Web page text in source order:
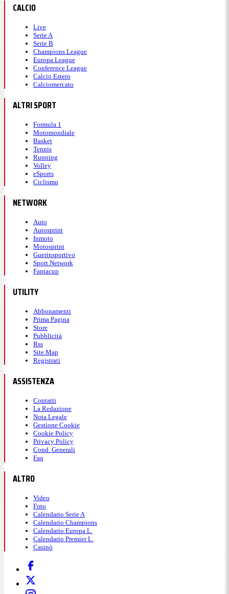
CALCIO
Live
Serie A
Serie B
Champions League
Europa League
Conference League
Calcio Estero
Calciomercato
ALTRI SPORT
Formula 1
Motomondiale
Basket
Tennis
Running
Volley
eSports
Ciclismo
NETWORK
Auto
Autosprint
Inmoto
Motosprint
Guerinsportivo
Sport Network
Fantacup
UTILITY
Abbonamenti
Prima Pagina
Store
Pubblicità
Rss
Site Map
Registrati
ASSISTENZA
Contatti
La Redazione
Nota Legale
Gestione Cookie
Cookie Policy
Privacy Policy
Cond. Generali
Faq
ALTRO
Video
Foto
Calendario Serie A
Calendario Champions
Calendario Europa L.
Calendario Premier L.
Casinò